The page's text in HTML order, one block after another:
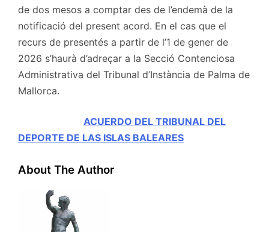
de dos mesos a comptar des de l’endemà de la
notificació del present acord. En el cas que el
recurs de presentés a partir de l’1 de gener de
2026 s’haurà d’adreçar a la Secció Contenciosa
Administrativa del Tribunal d’Instància de Palma de
Mallorca.
ACUERDO DEL TRIBUNAL DEL
DEPORTE DE LAS ISLAS BALEARES
About The Author